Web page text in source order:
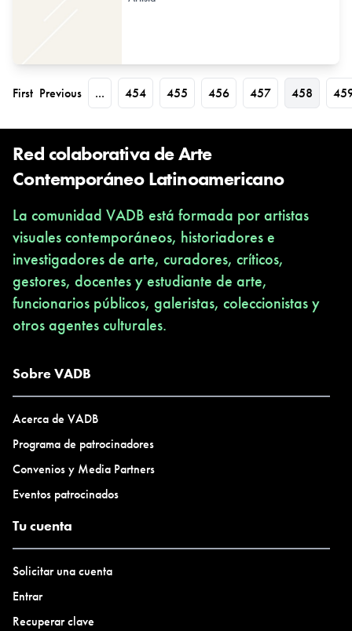
First Previous ... 454 455 456 457 458
Red colaborativa de Arte
Contemporáneo Latinoamericano
La comunidad VADB está formada por artistas
visuales contemporáneos, historiadores e
investigadores de arte, curadores, críticos,
gestores, docentes y estudiante de arte,
funcionarios públicos, galeristas, coleccionistas y
otros agentes culturales.
Sobre VADB
Acerca de VADB
Programa de patrocinadores
Convenios y Media Partners
Eventos patrocinados
Tu cuenta
Solicitar una cuenta
Entrar
Recuperar clave